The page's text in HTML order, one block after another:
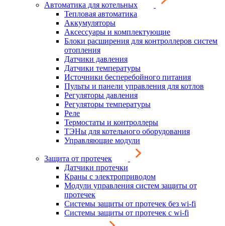
Автоматика для котельных
Тепловая автоматика
Аккумуляторы
Аксессуары и комплектующие
Блоки расширения для контроллеров систем
отопления
Датчики давления
Датчики температуры
Источники бесперебойного питания
Пульты и панели управления для котлов
Регуляторы давления
Регуляторы температуры
Реле
Термостаты и контроллеры
ТЭНы для котельного оборудования
Управляющие модули
Защита от протечек
Датчики протечки
Краны с электроприводом
Модули управления систем защиты от
протечек
Системы защиты от протечек без wi-fi
Системы защиты от протечек с wi-fi